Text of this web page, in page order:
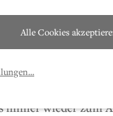
DER
chronisch
ähnelt, an
am Darm oder
immer wieder zum
...
Alle Cookies